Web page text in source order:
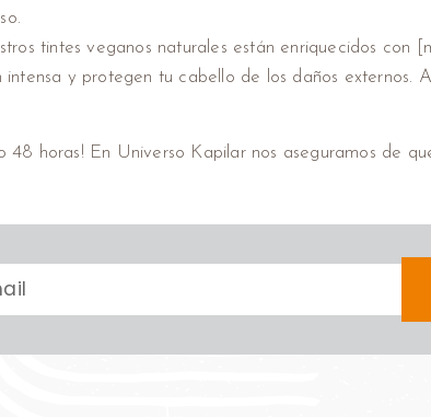
tintes veganos naturales están enriquecidos con
y protegen tu cabello de los daños externos.
horas! En Universo Kapilar nos aseguramos de